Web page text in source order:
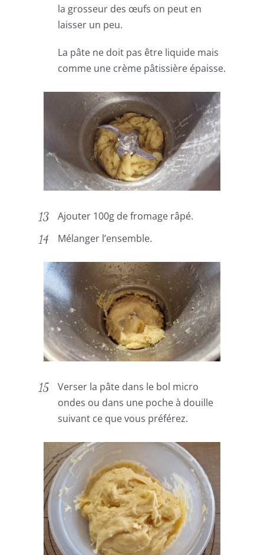
la grosseur des œufs on peut en
laisser un peu.
La pâte ne doit pas être liquide mais
comme une crème pâtissière épaisse.
Ajouter 100g de fromage râpé.
Mélanger l’ensemble.
Verser la pâte dans le bol micro
ondes ou dans une poche à douille
suivant ce que vous préférez.